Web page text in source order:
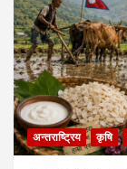
अन्तराष्ट्रिय कृषि